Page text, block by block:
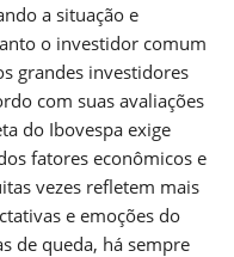
a situação e
o investidor comum
grandes investidores
com suas avaliações
do Ibovespa exige
fatores econômicos e
vezes refletem mais
e emoções do
de queda, há sempre